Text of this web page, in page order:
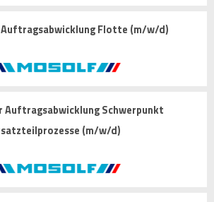
Flotte (m/w/d)
Schwerpunkt
(m/w/d)